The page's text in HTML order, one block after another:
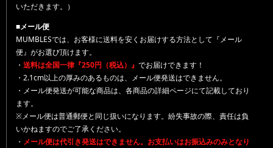
いただきます。）
■メール便
MUMBLESでは、お客様に送料を安くお届けする方法として『メール
便』がお選び頂けます。
・ 送料は全国一律『250円（税込）』 でお届けできます！
・2.1cm以上の厚みのあるものは、メール便発送はできません。
・メール便発送が可能な商品は、各商品の詳細ページにて記載しており
ます。
※メール便は普通郵便と同じ扱いになります。紛失事故の際、責任は負
いかねますのでご了承ください。
・ メール便は代引き発送はできません。お支払いはお振込みのみとなり